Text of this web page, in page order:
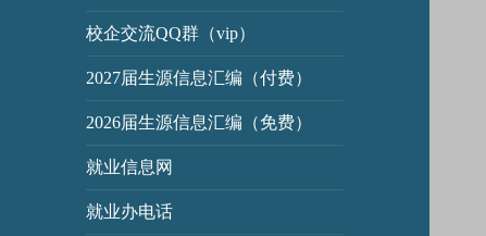
校企交流QQ群（vip）
2027届生源信息汇编（付费）
2026届生源信息汇编（免费）
就业信息网
就业办电话